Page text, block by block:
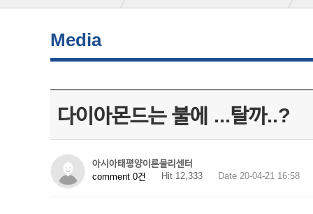
Media
다이아몬드는 불에 ...탈까..?
아시아태평양이론물리센터
comment 0건
Hit 12,333 Date 20-04-21 16:58